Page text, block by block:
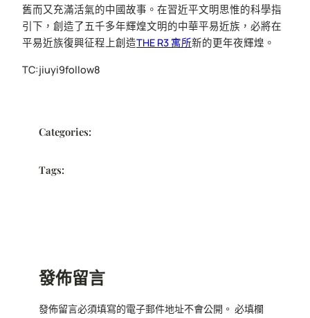
舊而又充滿活氣的中國故事。在習近平文明思惟的科學指
引下，創造了五千多年輝煌文明的中華平易近族，必將在
平易近族復興征程上創造THE R3 寓所新的更年夜輝煌。
TC:jiuyi9follow8
Categories:
Tags:
發佈留言
發佈留言必須填寫的電子郵件地址不會公開。 必填欄